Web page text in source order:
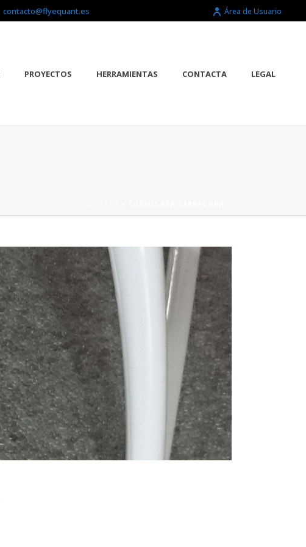
contacto@flyequant.es Área de Usuario
PROYECTOS HERRAMIENTAS CONTACTA LEGAL